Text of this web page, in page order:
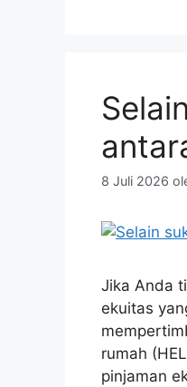
8 Juli 2026
Jika Anda
ekuitas
rumah
pinjaman